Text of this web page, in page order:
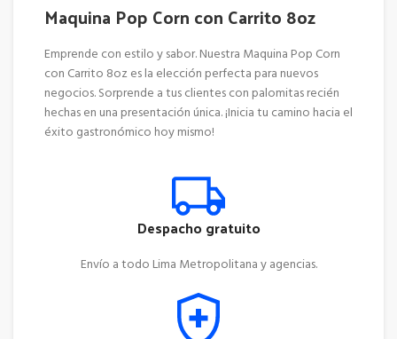
Maquina Pop Corn con Carrito 8oz
Emprende con estilo y sabor. Nuestra Maquina Pop Corn
con Carrito 8oz es la elección perfecta para nuevos
negocios. Sorprende a tus clientes con palomitas recién
hechas en una presentación única. ¡Inicia tu camino hacia el
éxito gastronómico hoy mismo!
Despacho gratuito
Envío a todo Lima Metropolitana y agencias.